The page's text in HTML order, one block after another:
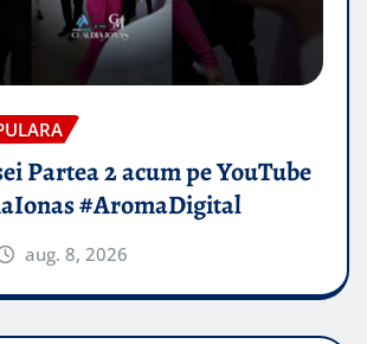
Partea 2 acum pe YouTube
#AromaDigital
aug. 8, 2026